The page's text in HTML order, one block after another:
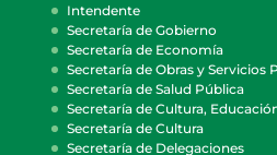
Intendente
Secretaría de Gobierno
Secretaría de Economía
Secretaría de Obras y Servicios
Secretaría de Salud Pública
Secretaría de Cultura,
Secretaría de Cultura
Secretaría de Delegaciones